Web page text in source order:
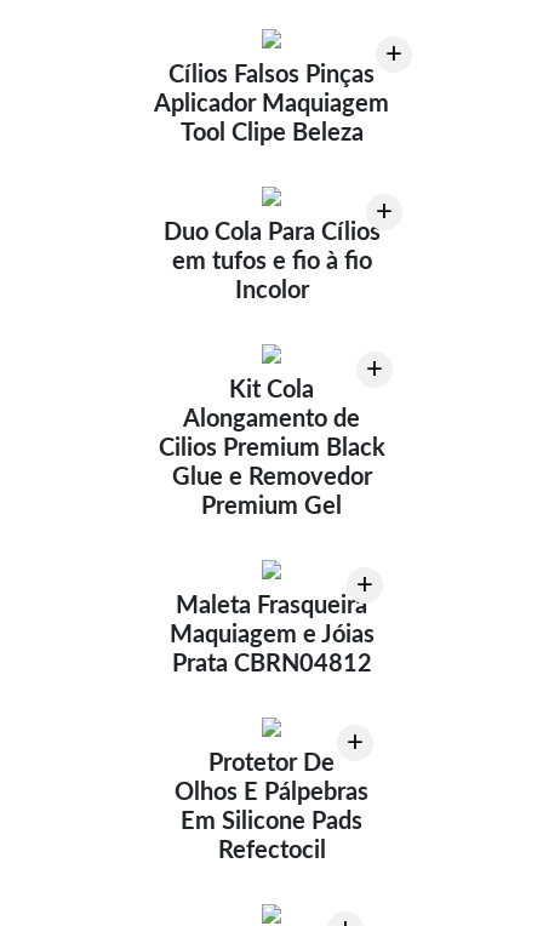
+
Cílios Falsos Pinças
Aplicador Maquiagem
Tool Clipe Beleza
+
Duo Cola Para Cílios
em tufos e fio à fio
Incolor
+
Kit Cola
Alongamento de
Cilios Premium Black
Glue e Removedor
Premium Gel
+
Maleta Frasqueira
Maquiagem e Jóias
Prata CBRN04812
+
Protetor De
Olhos E Pálpebras
Em Silicone Pads
Refectocil